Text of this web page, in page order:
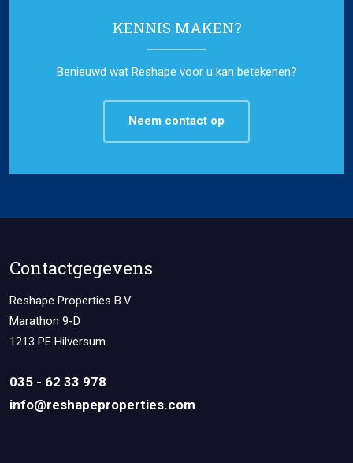
KENNIS MAKEN?
Benieuwd wat Reshape voor u kan betekenen?
Neem contact op
Contactgegevens
Reshape Properties B.V.
Marathon 9-D
1213 PE Hilversum
035 - 62 33 978
info@reshapeproperties.com